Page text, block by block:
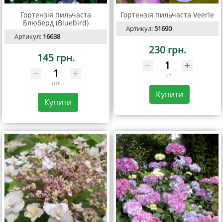
Гортензія пильчаста
Блюберд (Bluebird)
Артикул: 16638
145 грн.
шт
Купити
Гортензія пильчаста Veerle
Артикул:51690
230 грн.
шт
Купити